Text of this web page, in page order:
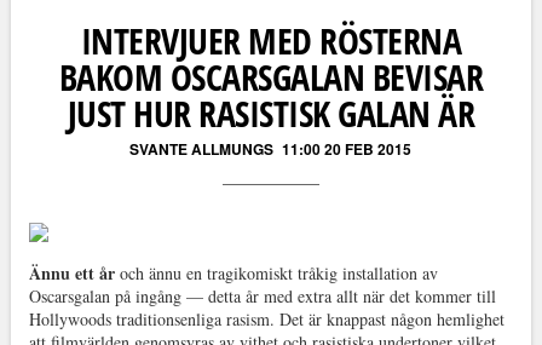
INTERVJUER MED RÖSTERNA
BAKOM OSCARSGALAN BEVISAR
JUST HUR RASISTISK GALAN ÄR
SVANTE ALLMUNGS 11:00 20 FEB 2015
Ännu ett år och ännu en tragikomiskt tråkig installation av
Oscarsgalan på ingång — detta år med extra allt när det kommer till
Hollywoods traditionsenliga rasism. Det är knappast någon hemlighet